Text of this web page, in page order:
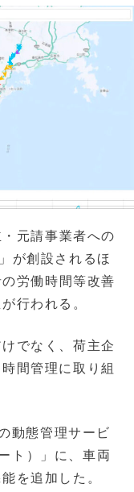
元請事業者への
が創設されるほ
労働時間等改善
行われる。
でなく、荷主企
間管理に取り組
動態管理サービ
ト）」に、車両
を追加した。